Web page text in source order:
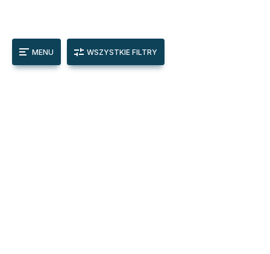
MENU WSZYSTKIE FILTRY